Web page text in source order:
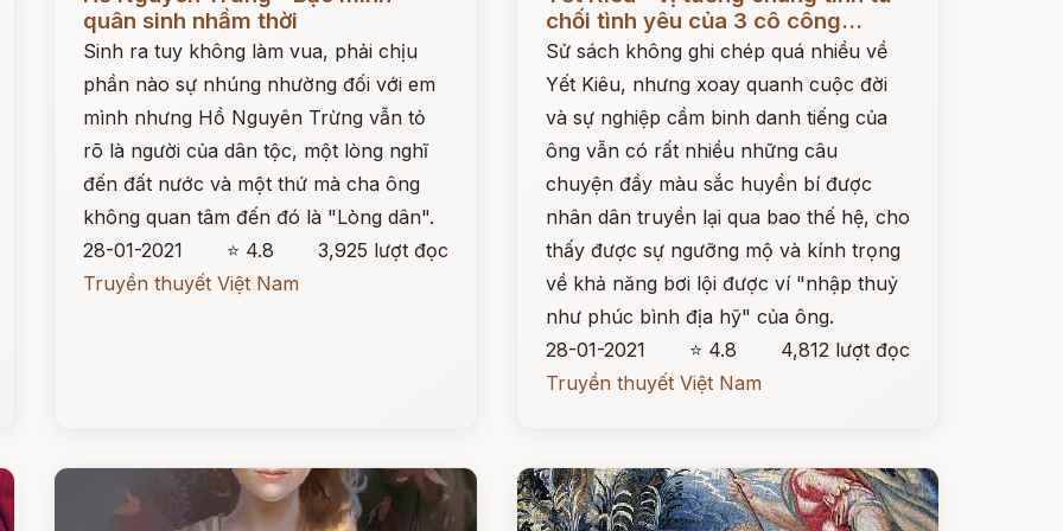
quân sinh nhầm thời
Sinh ra tuy không làm vua, phải chịu
phần nào sự nhúng nhường đối với em
mình nhưng Hồ Nguyên Trừng vẫn tỏ
rõ là người của dân tộc, một lòng nghĩ
đến đất nước và một thứ mà cha ông
không quan tâm đến đó là "Lòng dân".
28-01-2021
⭐ 4.8
3,925 lượt đọc
Truyền thuyết Việt Nam
chối tình yêu của 3 cô công...
Sử sách không ghi chép quá nhiều về
Yết Kiêu, nhưng xoay quanh cuộc đời
và sự nghiệp cầm binh danh tiếng của
ông vẫn có rất nhiều những câu
chuyện đầy màu sắc huyền bí được
nhân dân truyền lại qua bao thế hệ, cho
thấy được sự ngưỡng mộ và kính trọng
về khả năng bơi lội được ví "nhập thuỷ
như phúc bình địa hỹ" của ông.
28-01-2021
⭐ 4.8
4,812 lượt đọc
Truyền thuyết Việt Nam